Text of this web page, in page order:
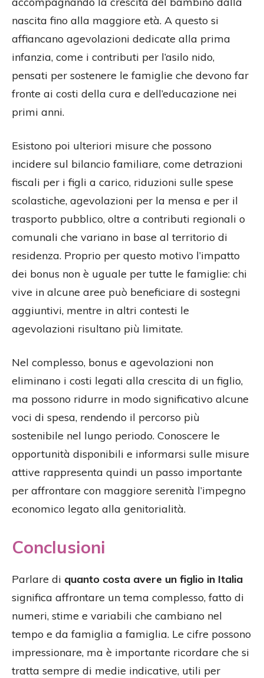
nascita fino alla maggiore età. A questo si
affiancano agevolazioni dedicate alla prima
infanzia, come i contributi per l’asilo nido,
pensati per sostenere le famiglie che devono far
fronte ai costi della cura e dell’educazione nei
primi anni.
Esistono poi ulteriori misure che possono
incidere sul bilancio familiare, come detrazioni
fiscali per i figli a carico, riduzioni sulle spese
scolastiche, agevolazioni per la mensa e per il
trasporto pubblico, oltre a contributi regionali o
comunali che variano in base al territorio di
residenza. Proprio per questo motivo l’impatto
dei bonus non è uguale per tutte le famiglie: chi
vive in alcune aree può beneficiare di sostegni
aggiuntivi, mentre in altri contesti le
agevolazioni risultano più limitate.
Nel complesso, bonus e agevolazioni non
eliminano i costi legati alla crescita di un figlio,
ma possono ridurre in modo significativo alcune
voci di spesa, rendendo il percorso più
sostenibile nel lungo periodo. Conoscere le
opportunità disponibili e informarsi sulle misure
attive rappresenta quindi un passo importante
per affrontare con maggiore serenità l’impegno
economico legato alla genitorialità.
Conclusioni
Parlare di quanto costa avere un figlio in Italia
significa affrontare un tema complesso, fatto di
numeri, stime e variabili che cambiano nel
tempo e da famiglia a famiglia. Le cifre possono
impressionare, ma è importante ricordare che si
tratta sempre di medie indicative, utili per